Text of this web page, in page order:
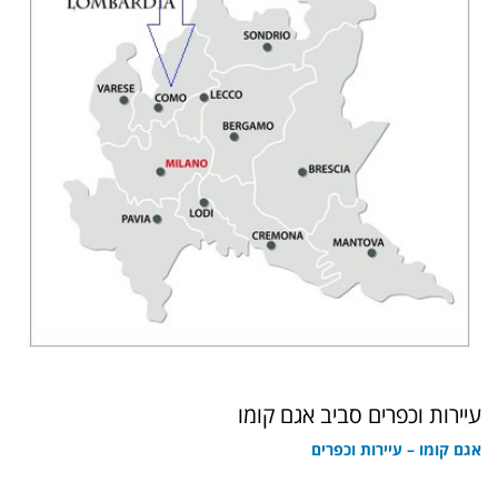
עיירות וכפרים סביב אגם קומו
אגם קומו – עיירות וכפרים